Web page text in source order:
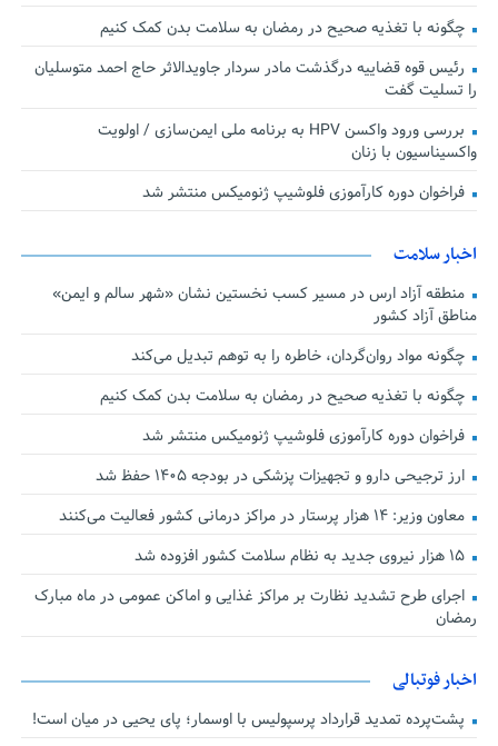
چگونه با تغذیه صحیح در رمضان به سلامت بدن کمک کنیم
رئیس قوه قضاییه درگذشت مادر سردار جاویدالاثر حاج احمد متوسلیان
را تسلیت گفت
بررسی ورود واکسن HPV به برنامه ملی ایمن‌سازی / اولویت
واکسیناسیون با زنان
فراخوان دوره کارآموزی فلوشیپ ژنومیکس منتشر شد
اخبار سلامت
منطقه آزاد ارس در مسیر کسب نخستین نشان «شهر سالم و ایمن»
مناطق آزاد کشور
چگونه مواد روان‌گردان، خاطره را به توهم تبدیل می‌کند
چگونه با تغذیه صحیح در رمضان به سلامت بدن کمک کنیم
فراخوان دوره کارآموزی فلوشیپ ژنومیکس منتشر شد
ارز ترجیحی دارو و تجهیزات پزشکی در بودجه ۱۴۰۵ حفظ شد
معاون وزیر: ۱۴ هزار پرستار در مراکز درمانی کشور فعالیت می‌کنند
۱۵ هزار نیروی جدید به نظام سلامت کشور افزوده شد
اجرای طرح تشدید نظارت بر مراکز غذایی و اماکن عمومی در ماه مبارک
رمضان
اخبار فوتبالی
پشت‌پرده تمدید قرارداد پرسپولیس با اوسمار؛ پای یحیی در میان است!